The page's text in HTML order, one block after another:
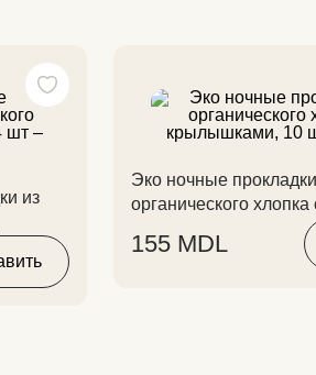
из
Эко ночные
органического хлопка
крылышками, 10 шт. –
155 MDL